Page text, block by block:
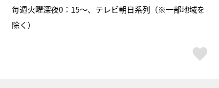
毎週火曜深夜0：15～、テレビ朝日系列（※一部地域を
除く）